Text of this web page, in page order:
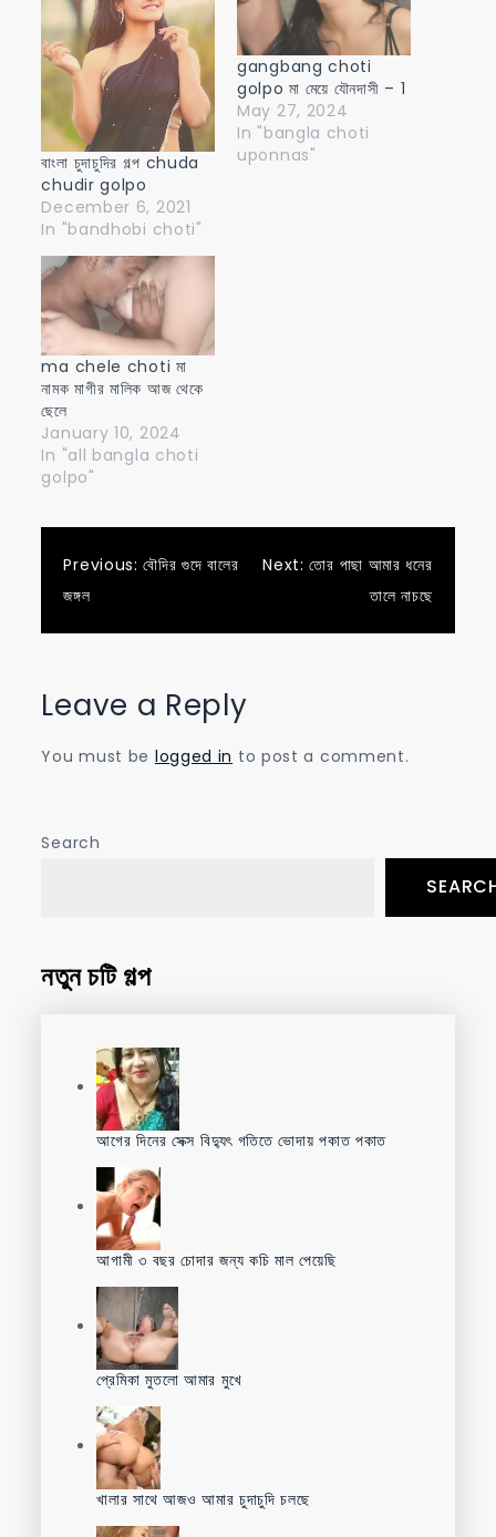
বাংলা চুদাচুদির গল্প chuda
chudir golpo
December 6, 2021
In "bandhobi choti"
gangbang choti
golpo মা মেয়ে যৌনদাসী – 1
May 27, 2024
In "bangla choti
uponnas"
ma chele choti মা
নামক মাগীর মালিক আজ থেকে
ছেলে
January 10, 2024
In "all bangla choti
golpo"
Post
navigation
Previous: বৌদির গুদে বালের
জঙ্গল
Next: তোর পাছা আমার ধনের
তালে নাচছে
Leave a Reply
You must be logged in to post a comment.
Search
নতুন চটি গল্প
আগের দিনের সেক্স বিদ্যুৎ গতিতে ভোদায় পকাত পকাত
আগামী ৩ বছর চোদার জন্য কচি মাল পেয়েছি
প্রেমিকা মুতলো আমার মুখে
খালার সাথে আজও আমার চুদাচুদি চলছে